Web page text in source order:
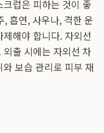
럽은 피하는 것이 좋
흡연, 사우나, 격한 운
해야 합니다. 자외선
출 시에는 자외선 차
보습 관리로 피부 재